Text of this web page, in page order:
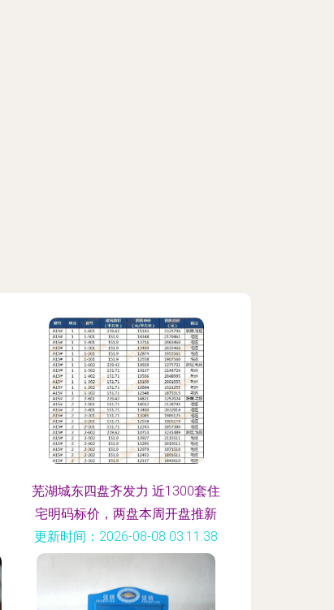
芜湖城东四盘齐发力 近1300套住
宅明码标价，两盘本周开盘推新
更新时间：2026-08-08 03:11:38